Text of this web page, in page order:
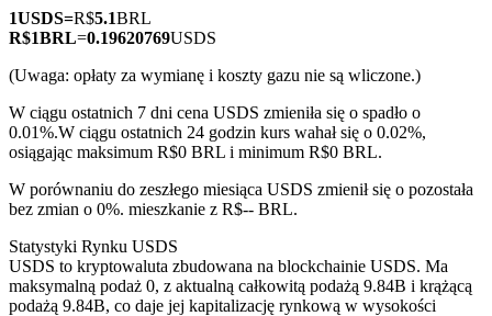
Kontrakty terminowe na USDC
Kontrakty futures wykorzystujące USDC jako zabezpieczenie
1USDS=R$5.1BRL
R$1BRL=0.19620769USDS
(Uwaga: opłaty za wymianę i koszty gazu nie są wliczone.)
W ciągu ostatnich 7 dni cena USDS zmieniła się o spadło o
0.01%.W ciągu ostatnich 24 godzin kurs wahał się o 0.02%,
osiągając maksimum R$0 BRL i minimum R$0 BRL.
W porównaniu do zeszłego miesiąca USDS zmienił się o pozostała
bez zmian o 0%. mieszkanie z R$-- BRL.
Statystyki Rynku USDS
USDS to kryptowaluta zbudowana na blockchainie USDS. Ma
maksymalną podaż 0, z aktualną całkowitą podażą 9.84B i krążącą
podażą 9.84B, co daje jej kapitalizację rynkową w wysokości